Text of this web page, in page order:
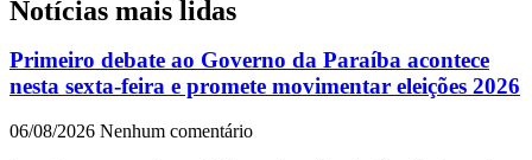
Notícias mais lidas
Primeiro debate ao Governo da Paraíba acontece
nesta sexta-feira e promete movimentar eleições 2026
06/08/2026 Nenhum comentário